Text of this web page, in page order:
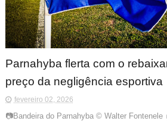
Parnahyba flerta com o
preço da negligência esportiva
fevereiro 02, 2026
📷Bandeira do Parnahyba © Walter